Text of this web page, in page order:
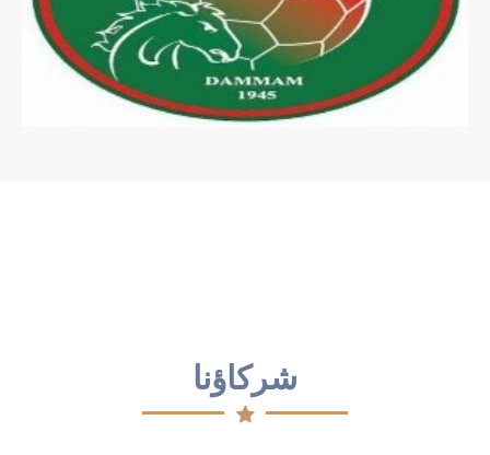
بدورة الفقيد عبدالله الدبل
شركاؤنا